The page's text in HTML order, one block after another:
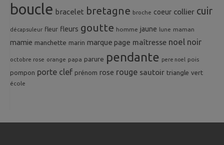
boucle bracelet bretagne broche coeur collier cuir
décapsuleur fleur fleurs goutte homme jaune lune maman
mamie manchette marin marque page maîtresse noel noir
octobre rose orange papa parure pendante pere noel pois
pompon porte clef prénom rose rouge sautoir triangle vert
école